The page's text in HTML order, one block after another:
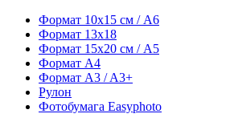
Формат 10х15 см / A6
Формат 13х18
Формат 15х20 см / A5
Формат А4
Формат A3 / A3+
Рулон
Фотобумага Easyphoto